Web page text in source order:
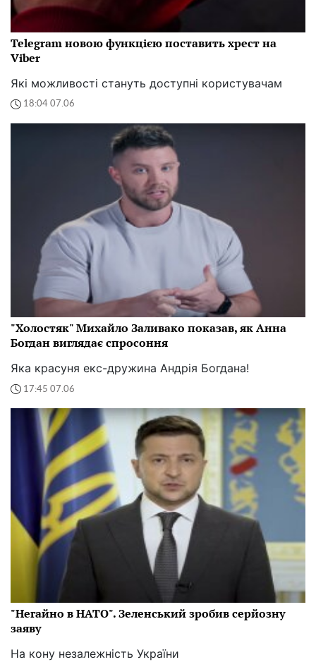
Telegram новою функцією поставить хрест на
Viber
Які можливості стануть доступні користувачам
18:04 07.06
"Холостяк" Михайло Заливако показав, як Анна
Богдан виглядає спросоння
Яка красуня екс-дружина Андрія Богдана!
17:45 07.06
"Негайно в НАТО". Зеленський зробив серйозну
заяву
На кону незалежність України